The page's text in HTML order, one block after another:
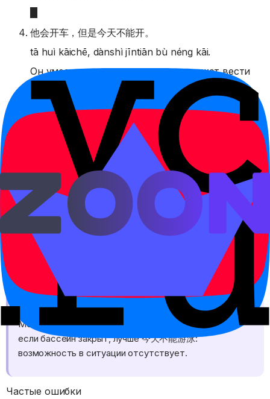
他会开车，但是今天不能开。
tā huì kāichē, dànshì jīntiān bù néng kāi.
Он умеет водить, но сегодня не может вести
машину.
你可以用我的手机。
nǐ kěyǐ yòng wǒ de shǒujī.
Ты можешь пользоваться моим телефоном.
这个字我会写，也写得出来。
zhè ge zì wǒ huì xiě, yě xiě de chūlai.
Я умею писать этот иероглиф и могу его
написать.
Можно сказать 我会游泳, потому что это навык. Но
если бассейн закрыт, лучше 今天不能游泳:
возможность в ситуации отсутствует.
Частые ошибки